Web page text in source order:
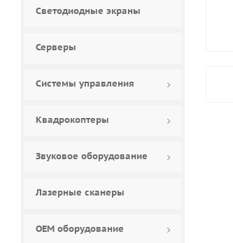
Светодиодные экраны
Серверы
Системы управления
Квадрокоптеры
Звуковое оборудование
Лазерные сканеры
ОЕМ оборудование